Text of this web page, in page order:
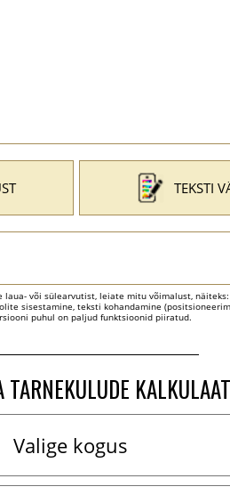
TEKSTI
laua- või sülearvutist, leiate mitu võimalust,
sisestamine, teksti kohandamine
puhul on paljud funktsioonid piiratud.